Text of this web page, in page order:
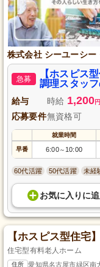
株式会社 シーユーシー
急募
【ホスピス
調理スタッ
給与 時給 1,200円
応募要件無資格可
就業時間
早番 6:00～ 10:00
60代活躍 50代活躍 未経
お気に入り に
【ホスピス型住宅
住宅型有料老人ホーム
住所 愛知県名古屋市緑区南